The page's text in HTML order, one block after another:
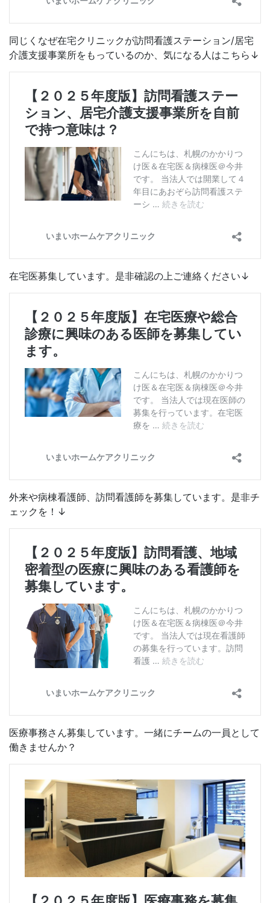
同じくなぜ在宅クリニックが訪問看護ステーション/居宅
介護支援事業所をもっているのか、気になる人はこちら↓
在宅医募集しています。是非確認の上ご連絡ください↓
外来や病棟看護師、訪問看護師を募集しています。是非チ
ェックを！↓
医療事務さん募集しています。一緒にチームの一員として
働きませんか？